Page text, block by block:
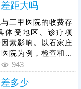
距大吗
三甲医院的收费存
体受地区、诊疗项
素影响。以石家庄
院为例，检查和治
透明的收费标准，
收费等情况，是当
错的医院，获得患
943
多少